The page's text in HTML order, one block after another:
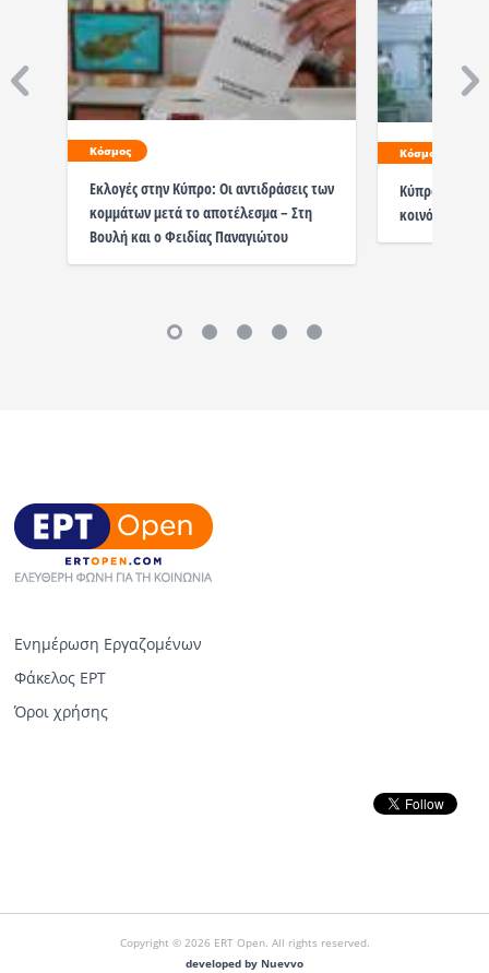
Κόσμος
Εκλογές στην Κύπρο: Οι αντιδράσεις των
κομμάτων μετά το αποτέλεσμα – Στη
Βουλή και ο Φειδίας Παναγιώτου
Κόσμος
Κύπρος:
κοινότητας
Ενημέρωση Εργαζομένων
Φάκελος ΕΡΤ
Όροι χρήσης
Copyright © 2026 ERT Open. All rights reserved.
developed by Nuevvo